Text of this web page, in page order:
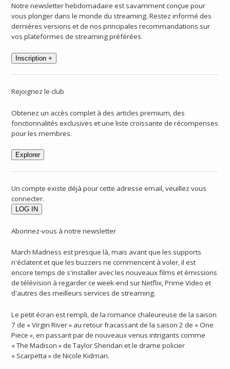
Notre newsletter hebdomadaire est savamment conçue pour
vous plonger dans le monde du streaming. Restez informé des
dernières versions et de nos principales recommandations sur
vos plateformes de streaming préférées.
Inscription +
Rejoignez le club
Obtenez un accès complet à des articles premium, des
fonctionnalités exclusives et une liste croissante de récompenses
pour les membres.
Explorer
Un compte existe déjà pour cette adresse email, veuillez vous
connecter.
Abonnez-vous à notre newsletter
March Madness est presque là, mais avant que les supports
n'éclatent et que les buzzers ne commencent à voler, il est
encore temps de s'installer avec les nouveaux films et émissions
de télévision à regarder ce week-end sur Netflix, Prime Video et
d'autres des meilleurs services de streaming.
Le petit écran est rempli, de la romance chaleureuse de la saison
7 de « Virgin River » au retour fracassant de la saison 2 de « One
Piece », en passant par de nouveaux venus intrigants comme
« The Madison » de Taylor Sheridan et le drame policier
« Scarpetta » de Nicole Kidman.